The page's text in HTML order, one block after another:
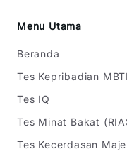
Menu Utama
Beranda
Tes Kepribadian
Tes IQ
Tes Minat Bakat
Tes Kecerdasan